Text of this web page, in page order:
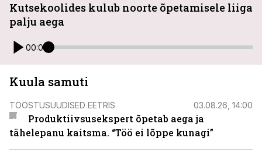
Kutsekoolides kulub noorte õpetamisele liiga
palju aega
00:00
Kuula samuti
TÖÖSTUSUUDISED EETRIS 03.08.26, 14:00
Produktiivsusekspert õpetab aega ja
tähelepanu kaitsma. “Töö ei lõppe kunagi”